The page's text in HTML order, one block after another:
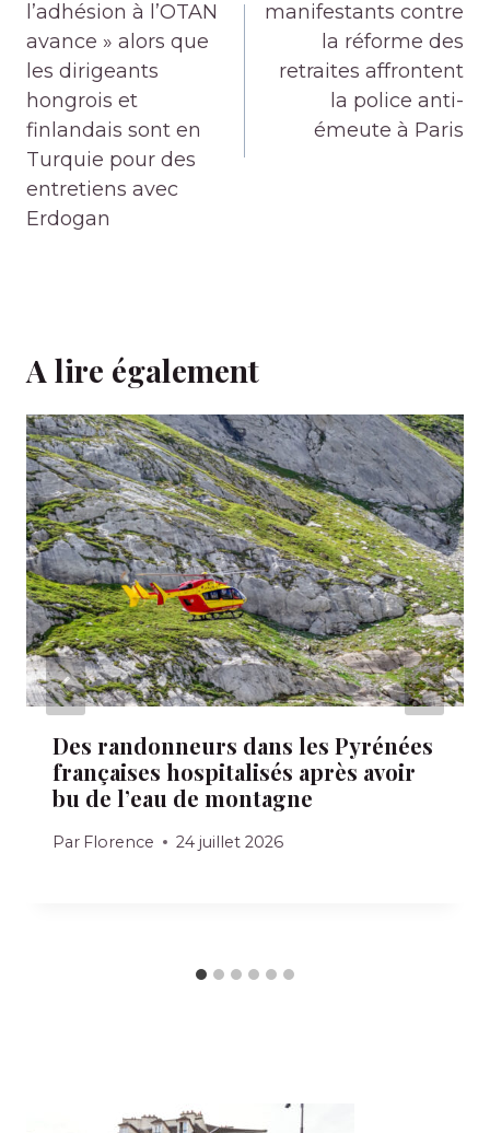
l’article
l’adhésion à l’OTAN
avance » alors que
les dirigeants
hongrois et
finlandais sont en
Turquie pour des
entretiens avec
Erdogan
manifestants contre
la réforme des
retraites affrontent
la police anti-
émeute à Paris
A lire également
Des randonneurs dans les Pyrénées
françaises hospitalisés après avoir
bu de l’eau de montagne
Par Florence 24 juillet 2026